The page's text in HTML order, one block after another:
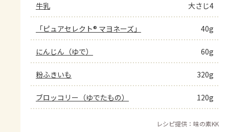
牛乳 大さじ4
「ピュアセレクト® マヨネーズ」 40g
にんじん（ゆで） 60g
粉ふきいも 320g
ブロッコリー（ゆでたもの） 120g
レシピ提供：味の素KK